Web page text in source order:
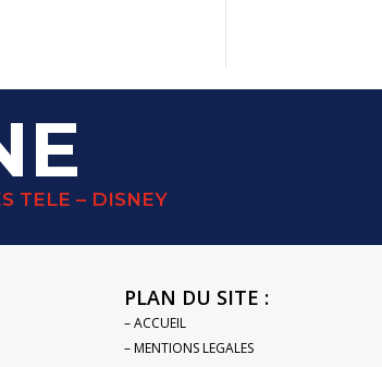
TELE – DISNEY
PLAN DU SITE :
– ACCUEIL
– MENTIONS LEGALES